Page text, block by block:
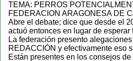
TEMA: PERROS
FEDERACION ARAGONESA DE
Abre el debate; dice que desde el
actuó entonces en lugar de esperar
La federación presento
REDACCIÓN y efectivamente eso
Están presentes en los consejos